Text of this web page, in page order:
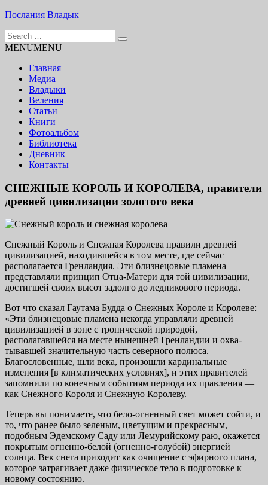
Skip
content
Послания Владык
Основу сайта представляют Послания, или Диктовки,
Search
for:
MENUMENU
Главная
Медиа
Владыки
Веления
Статьи
Книги
Фотоальбом
Библиотека
Дневник
Контакты
СНЕЖНЫЕ КОРОЛЬ И КОРОЛЕВА, правители
древней цивилизации золотого века
Снежный Король и Снежная Королева правили древней
цивилизацией, находившейся в том месте, где сейчас
располагается Гренландия. Эти близ­нецовые пламена
представляли принцип Отца-Матери для той цивилиза­ции,
достигшей своих высот задолго до ледникового периода.
Вот что сказал Гаутама Будда о Снежных Короле и Королеве:
«Эти близ­нецовые пламена некогда управляли древней
цивилизацией в зоне с тропи­ческой природой,
располагавшейся на месте нынешней Гренландии и охва­
тывавшей значительную часть северного полюса.
Благословенные, шли ве­ка, произошли кардинальные
изменения [в климатических условиях], и этих правителей
запомнили по конечным событиям периода их правле­ния —
как Снежного Короля и Снежную Королеву.
Теперь вы понимаете, что бело-огненный свет может сойти, и
то, что ра­нее было зеленым, цветущим и прекрасным,
подобным Эдемскому Саду или Лемурийскому раю, окажется
покрытым огненно-белой (огненно-голубой) энергией
солнца. Век снега приходит как очищение с эфирного плана,
кото­рое затрагивает даже физическое тело в подготовке к
новому состоянию.